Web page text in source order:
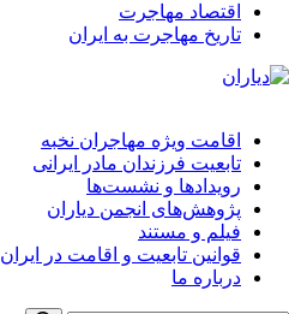
اقتصاد مهاجرت
تاریخ مهاجرت به ایران
اقامت ویژه مهاجران نخبه
تابعیت فرزندان مادر ایرانی
رویدادها و نشست‌ها
پژوهش‌های انجمن دیاران
فیلم و مستند
قوانین تابعیت و اقامت در ایران
درباره ما